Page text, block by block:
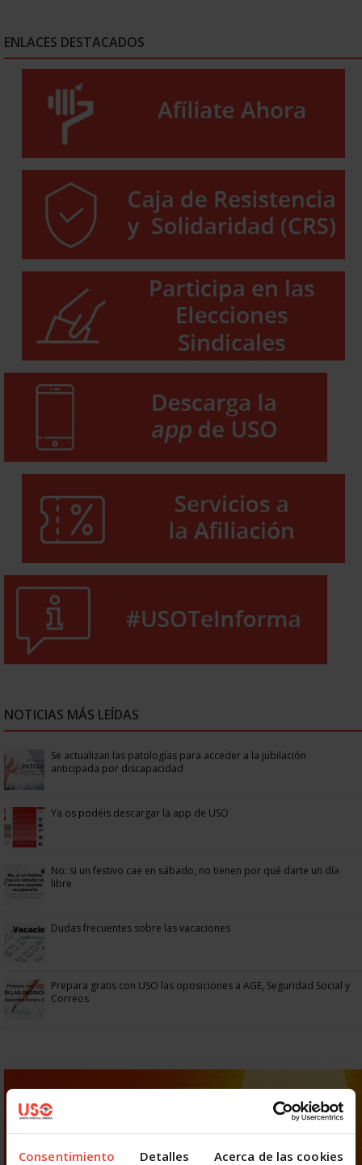
Consentimiento Detalles Acerca de las cookies
ENLACES DESTACADOS
NOTICIAS MÁS LEÍDAS
Se actualizan las patologías para acceder a la jubilación
anticipada por discapacidad
Ya os podéis descargar la app de USO
No: si un festivo cae en sábado, no tienen por qué darte un día
libre
Dudas frecuentes sobre las vacaciones
Prepara gratis con USO las oposiciones a AGE, Seguridad Social y
Correos